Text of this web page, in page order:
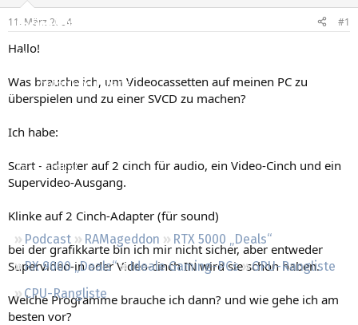
Forum
Aktuelles
Empfohlene Inhalte
Neueste Aktivitäten
Leserartikel
Podcast RAMageddon
RTX 5000 „Deals“
RX 9000 „Deals“
Ideale Gaming-PCs
GPU-Rangliste
CPU-Rangliste
e
r
t
11. März 2004 #1
Hallo!
Was brauche ich, um Videocassetten auf meinen PC zu
überspielen und zu einer SVCD zu machen?
Ich habe:
Scart - adapter auf 2 cinch für audio, ein Video-Cinch und ein
Supervideo-Ausgang.
Klinke auf 2 Cinch-Adapter (für sound)
bei der grafikkarte bin ich mir nicht sicher, aber entweder
Supervideo-in oder Video-cinch IN wird sie schon haben.
Welche Programme brauche ich dann? und wie gehe ich am
besten vor?